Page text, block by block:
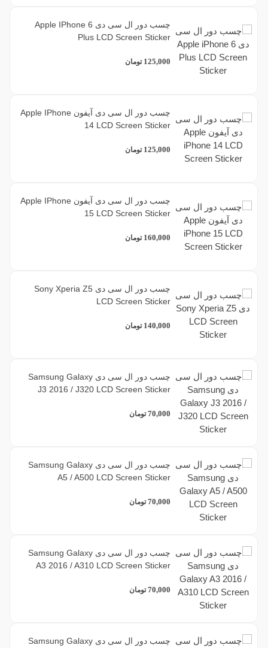
چسب دور ال سی دی Apple IPhone 6
Plus LCD Screen Sticker
125,000 تومان
چسب دور ال سی دی آیفون Apple IPhone
14 LCD Screen Sticker
125,000 تومان
چسب دور ال سی دی آیفون Apple IPhone
15 LCD Screen Sticker
160,000 تومان
چسب دور ال سی دی Sony Xperia Z5
LCD Screen Sticker
140,000 تومان
چسب دور ال سی دی Samsung Galaxy
J3 2016 / J320 LCD Screen Sticker
70,000 تومان
چسب دور ال سی دی Samsung Galaxy
A5 / A500 LCD Screen Sticker
70,000 تومان
چسب دور ال سی دی Samsung Galaxy
A3 2016 / A310 LCD Screen Sticker
70,000 تومان
چسب دور ال سی دی Samsung Galaxy